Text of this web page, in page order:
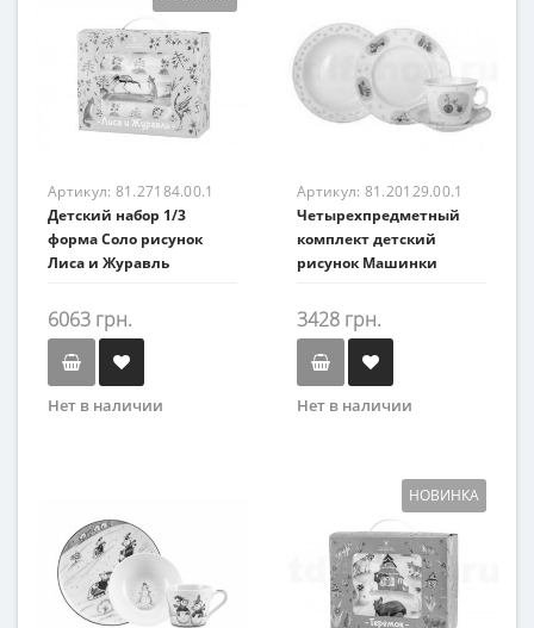
Артикул: 81.27184.00.1
Детский набор 1/3
форма Соло рисунок
Лиса и Журавль
6063 грн.
Нет в наличии
Артикул: 81.20129.00.1
Четырехпредметный
комплект детский
рисунок Машинки
3428 грн.
Нет в наличии
НОВИНКА